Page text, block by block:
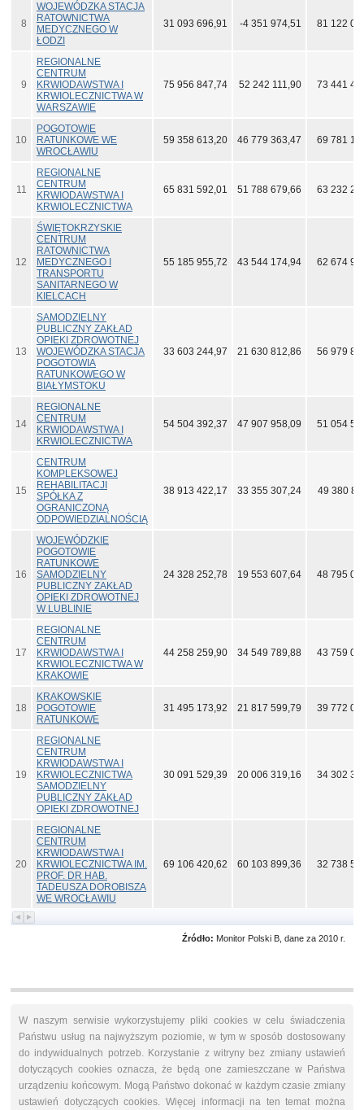
8
WOJEWÓDZKA STACJA
RATOWNICTWA
MEDYCZNEGO W
ŁODZI
31 093 696,91 -4 351 974,51 81 122
9
REGIONALNE
CENTRUM
KRWIODAWSTWA I
KRWIOLECZNICTWA W
WARSZAWIE
75 956 847,74 52 242 111,90 73 441
10
POGOTOWIE
RATUNKOWE WE
WROCŁAWIU
59 358 613,20 46 779 363,47 69 781
11
REGIONALNE
CENTRUM
KRWIODAWSTWA I
KRWIOLECZNICTWA
65 831 592,01 51 788 679,66 63 232
12
ŚWIĘTOKRZYSKIE
CENTRUM
RATOWNICTWA
MEDYCZNEGO I
TRANSPORTU
SANITARNEGO W
KIELCACH
55 185 955,72 43 544 174,94 62 674
13
SAMODZIELNY
PUBLICZNY ZAKŁAD
OPIEKI ZDROWOTNEJ
WOJEWÓDZKA STACJA
POGOTOWIA
RATUNKOWEGO W
BIAŁYMSTOKU
33 603 244,97 21 630 812,86 56 979
14
REGIONALNE
CENTRUM
KRWIODAWSTWA I
KRWIOLECZNICTWA
54 504 392,37 47 907 958,09 51 054
15
CENTRUM
KOMPLEKSOWEJ
REHABILITACJI
SPÓŁKA Z
OGRANICZONĄ
ODPOWIEDZIALNOŚCIĄ
38 913 422,17 33 355 307,24 49 380
16
WOJEWÓDZKIE
POGOTOWIE
RATUNKOWE
SAMODZIELNY
PUBLICZNY ZAKŁAD
OPIEKI ZDROWOTNEJ
W LUBLINIE
24 328 252,78 19 553 607,64 48 795
17
REGIONALNE
CENTRUM
KRWIODAWSTWA I
KRWIOLECZNICTWA W
KRAKOWIE
44 258 259,90 34 549 789,88 43 759
18
KRAKOWSKIE
POGOTOWIE
RATUNKOWE
31 495 173,92 21 817 599,79 39 772
19
REGIONALNE
CENTRUM
KRWIODAWSTWA I
KRWIOLECZNICTWA
SAMODZIELNY
PUBLICZNY ZAKŁAD
OPIEKI ZDROWOTNEJ
30 091 529,39 20 006 319,16 34 302
20
REGIONALNE
CENTRUM
KRWIODAWSTWA I
KRWIOLECZNICTWA IM.
PROF. DR HAB.
TADEUSZA DOROBISZA
WE WROCŁAWIU
69 106 420,62 60 103 899,36 32 738
Źródło: Monitor Polski B, dane za 2010 r.
W naszym serwisie wykorzystujemy pliki cookies w celu świadczenia
Państwu usług na najwyższym poziomie, w tym w sposób dostosowany
do indywidualnych potrzeb. Korzystanie z witryny bez zmiany ustawień
dotyczących cookies oznacza, że będą one zamieszczane w Państwa
urządzeniu końcowym. Mogą Państwo dokonać w każdym czasie zmiany
ustawień dotyczących cookies. Więcej informacji na ten temat można